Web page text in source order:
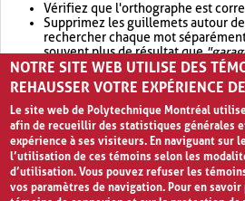
Vérifiez que l'orthographe est
Supprimez les guillemets autour
rechercher chaque mot
souvent plus de résultat que
Envisagez d'élargir votre recherche
retournera souvent plus de
NOTRE SITE WEB UTILISE DES
REHAUSSER VOTRE EXPÉRIENCE
Le site web de Polytechnique Montréal
afin de recueillir des statistiques générales
expérience à ses visiteurs. En naviguant sur
l’utilisation de ces témoins selon les
d’utilisation. Vous pouvez refuser les
vos paramètres de navigation. Pour en